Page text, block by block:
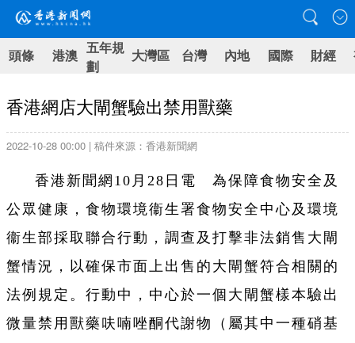
頭條 港澳 五年規
劃
大灣區 台灣 內地 國際 財經
香港網店大閘蟹驗出禁用獸藥
2022-10-28 00:00 | 稿件來源：香港新聞網
香港新聞網10月28日電 為保障食物安全及
公眾健康，食物環境衞生署食物安全中心及環境
衞生部採取聯合行動，調查及打擊非法銷售大閘
蟹情況，以確保市面上出售的大閘蟹符合相關的
法例規定。行動中，中心於一個大閘蟹樣本驗出
微量禁用獸藥呋喃唑酮代謝物（屬其中一種硝基